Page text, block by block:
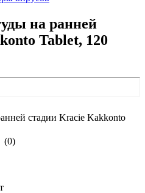
на ранней
Tablet, 120
(0)